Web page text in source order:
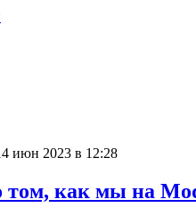
июн 2023 в 12:28
том, как мы на